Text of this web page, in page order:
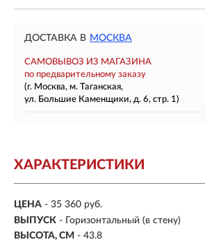
ДОСТАВКА В МОСКВА
САМОВЫВОЗ ИЗ МАГАЗИНА
по предварительному заказу
(г. Москва, м. Таганская,
ул. Большие Каменщики, д. 6, стр. 1)
ХАРАКТЕРИСТИКИ
ЦЕНА - 35 360 руб.
ВЫПУСК - Горизонтальный (в стену)
ВЫСОТА, СМ - 43.8